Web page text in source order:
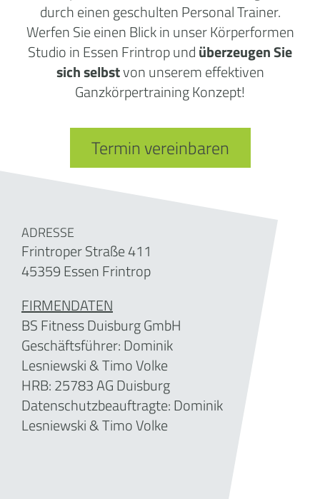
durch einen geschulten Personal Trainer.
Werfen Sie einen Blick in unser Körperformen
Studio in Essen Frintrop undüberzeugen Sie
sich selbstvon unserem effektiven
Ganzkörpertraining Konzept!
Termin vereinbaren
ADRESSE
Frintroper Straße 411
45359 Essen Frintrop
FIRMENDATEN
BS Fitness Duisburg GmbH
Geschäftsführer: Dominik
Lesniewski & Timo Volke
HRB: 25783 AG Duisburg
Datenschutzbeauftragte: Dominik
Lesniewski & Timo Volke